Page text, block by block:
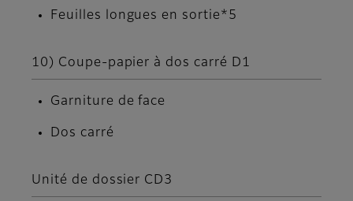
Feuilles longues en sortie*5
10) Coupe-papier à dos carré D1
Garniture de face
Dos carré
Unité de dossier CD3